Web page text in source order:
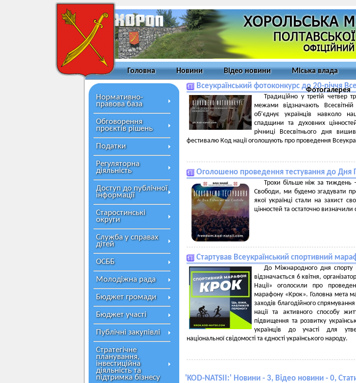
Головна Новини Відео новини Міська влада
Фотогалерея
Нормативно-
правова база
Обговорення
проєктів рішень
Податки
Регуляторна
діяльність
Доступ до публічної
інформації
Старостинські
округи
Служба у справах
дітей
ОСББ
Молодіжна рада
Бюджет громади
Бюджет участі
Публічні закупівлі
Стратегічне
планування,
інвестиційна
діяльність та
підтримка бізнесу
Всеукраїнський фотоконкурс до 20-річчя
Традиційно у третій четвер
межами відзначають
об’єднує українців навколо
спадщини та духовних
річниці Всесвітнього дня
фестивалю Код нації оголошують про проведення
Оголошено проведення тестування до Дня
Трохи більше ніж за тиждень
Свободи, ми будемо згадувати про
якої українці стали на захист
цінностей та остаточно
Стартував Всеукраїнський спортивний
До Міжнародного дня спорту
відзначається 6 квітня,
Нації» оголосили про
марафону «Крок». Головна мета
заходів благодійного
нації та активного способу
підвищення та розвитку
українців до участі для
національної свідомості та єдності українського народу.
' KOD-NATSII:' Новини - 3, Відео новини - 0,